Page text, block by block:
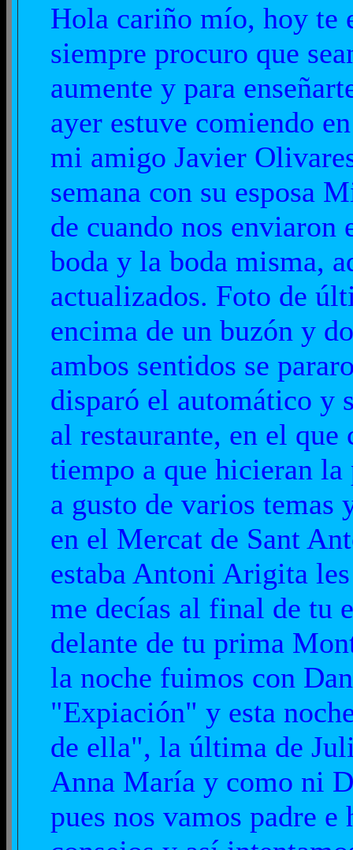
Hola cariño mío, hoy te
siempre procuro que
aumente y para
ayer estuve comiendo
mi amigo Javier
semana con su esposa
de cuando nos
boda y la boda misma,
actualizados. Foto de
encima de un buzón y
ambos sentidos se
disparó el automático y
al restaurante, en el
tiempo a que hicieran
a gusto de varios temas
en el Mercat de Sant
estaba Antoni Arigita
me decías al final de tu
delante de tu prima
la noche fuimos con
"Expiación" y esta
de ella", la última de
Anna María y como ni
pues nos vamos padre